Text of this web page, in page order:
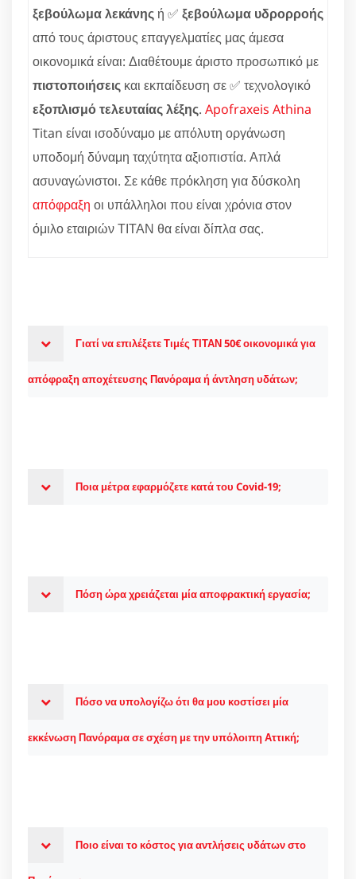
ξεβούλωμα λεκάνης ή ✅ ξεβούλωμα υδρορροής
από τους άριστους επαγγελματίες μας άμεσα
οικονομικά είναι: Διαθέτουμε άριστο προσωπικό με
πιστοποιήσεις και εκπαίδευση σε ✅ τεχνολογικό
εξοπλισμό τελευταίας λέξης. Apofraxeis Athina
Titan είναι ισοδύναμο με απόλυτη οργάνωση
υποδομή δύναμη ταχύτητα αξιοπιστία. Απλά
ασυναγώνιστοι. Σε κάθε πρόκληση για δύσκολη
απόφραξη οι υπάλληλοι που είναι χρόνια στον
όμιλο εταιριών ΤΙΤΑΝ θα είναι δίπλα σας.
Γιατί να επιλέξετε Τιμές ΤΙΤΑΝ 50€ οικονομικά για
απόφραξη αποχέτευσης Πανόραμα ή άντληση υδάτων;
Ποια μέτρα εφαρμόζετε κατά του Covid-19;
Πόση ώρα χρειάζεται μία αποφρακτική εργασία;
Πόσο να υπολογίζω ότι θα μου κοστίσει μία
εκκένωση Πανόραμα σε σχέση με την υπόλοιπη Αττική;
Ποιο είναι το κόστος για αντλήσεις υδάτων στο